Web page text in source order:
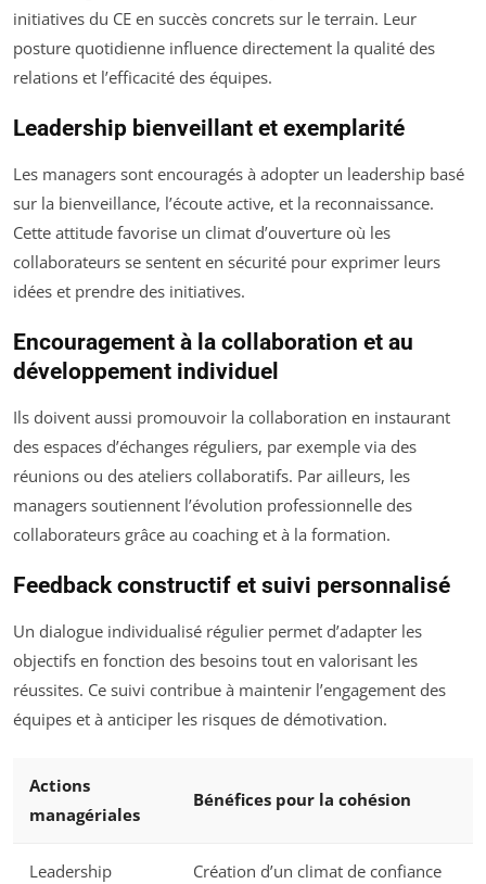
initiatives du CE en succès concrets sur le terrain. Leur
posture quotidienne influence directement la qualité des
relations et l’efficacité des équipes.
Leadership bienveillant et exemplarité
Les managers sont encouragés à adopter un leadership basé
sur la bienveillance, l’écoute active, et la reconnaissance.
Cette attitude favorise un climat d’ouverture où les
collaborateurs se sentent en sécurité pour exprimer leurs
idées et prendre des initiatives.
Encouragement à la collaboration et au
développement individuel
Ils doivent aussi promouvoir la collaboration en instaurant
des espaces d’échanges réguliers, par exemple via des
réunions ou des ateliers collaboratifs. Par ailleurs, les
managers soutiennent l’évolution professionnelle des
collaborateurs grâce au coaching et à la formation.
Feedback constructif et suivi personnalisé
Un dialogue individualisé régulier permet d’adapter les
objectifs en fonction des besoins tout en valorisant les
réussites. Ce suivi contribue à maintenir l’engagement des
équipes et à anticiper les risques de démotivation.
Actions
managériales
Bénéfices pour la cohésion
Leadership
Création d’un climat de confiance